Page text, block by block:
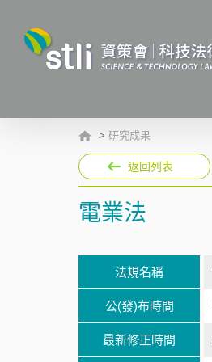
> 研究成果
返回列表
電業法
法規名稱
公(發)布時間
最新修正時間